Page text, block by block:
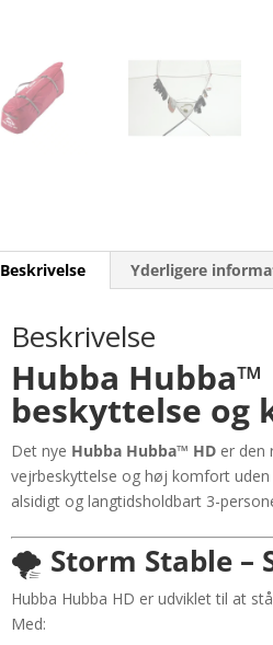
Beskrivelse Yderligere
Beskrivelse
Hubba
beskyttelse og
Det nye Hubba Hubba™ HD er den
vejrbeskyttelse og høj komfort
alsidigt og langtidsholdbart 3-
🌪️ Storm Stable
Hubba Hubba HD er udviklet til at
Med: